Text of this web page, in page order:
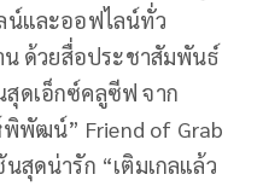
น์และออฟไลน์ทั่ว
น ด้วยสื่อประชาสัมพันธ์
ดเอ็กซ์คลูซีฟ จาก
พิพัฒน์” Friend of Grab
สุดน่ารัก “เติมเกลแล้ว